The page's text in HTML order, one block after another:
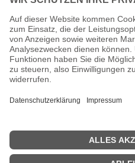
Film / Zuschauer